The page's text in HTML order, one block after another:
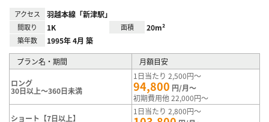
アクセス 羽越本線「新津駅」
間取り 1K 面積 20m²
築年数 1995年 4月 築
プラン名・期間 月額目安
ロング
30日以上～360日未満
1日当たり 2,500円～
94,800 円/月～
初期費用他 22,000円～
ショート【7日以上】
1日当たり 2,800円～